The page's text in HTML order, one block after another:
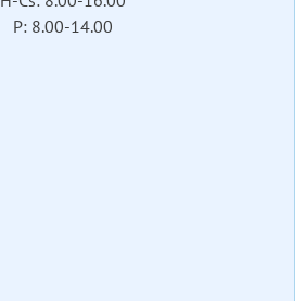
P: 8.00-14.00